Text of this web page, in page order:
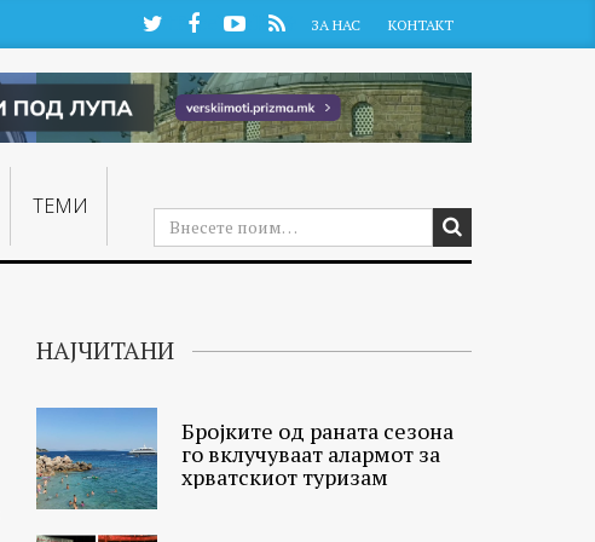
TwitterFacebookYouTube
RSS ЗА НАС КОНТАКТ
ТЕМИ
НАЈЧИТАНИ
Бројките од раната сезона
го вклучуваат алармот за
хрватскиот туризам